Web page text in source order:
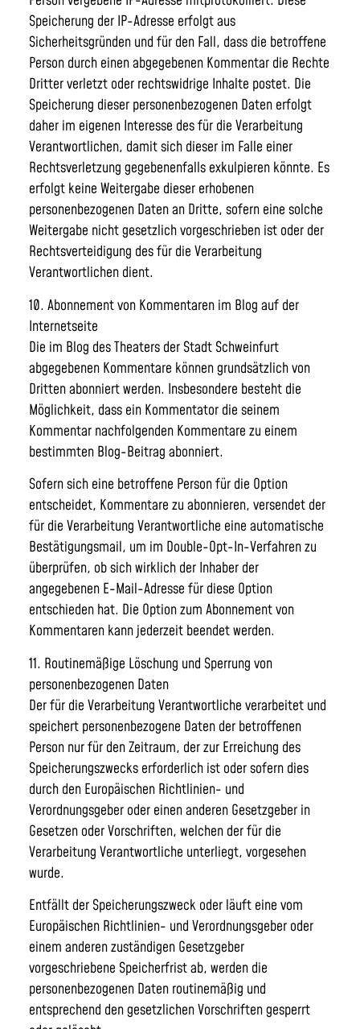
Speicherung der IP-Adresse erfolgt aus
Sicherheitsgründen und für den Fall, dass die betroffene
Person durch einen abgegebenen Kommentar die Rechte
Dritter verletzt oder rechtswidrige Inhalte postet. Die
Speicherung dieser personenbezogenen Daten erfolgt
daher im eigenen Interesse des für die Verarbeitung
Verantwortlichen, damit sich dieser im Falle einer
Rechtsverletzung gegebenenfalls exkulpieren könnte. Es
erfolgt keine Weitergabe dieser erhobenen
personenbezogenen Daten an Dritte, sofern eine solche
Weitergabe nicht gesetzlich vorgeschrieben ist oder der
Rechtsverteidigung des für die Verarbeitung
Verantwortlichen dient.
10. Abonnement von Kommentaren im Blog auf der
Internetseite
Die im Blog des Theaters der Stadt Schweinfurt
abgegebenen Kommentare können grundsätzlich von
Dritten abonniert werden. Insbesondere besteht die
Möglichkeit, dass ein Kommentator die seinem
Kommentar nachfolgenden Kommentare zu einem
bestimmten Blog-Beitrag abonniert.
Sofern sich eine betroffene Person für die Option
entscheidet, Kommentare zu abonnieren, versendet der
für die Verarbeitung Verantwortliche eine automatische
Bestätigungsmail, um im Double-Opt-In-Verfahren zu
überprüfen, ob sich wirklich der Inhaber der
angegebenen E-Mail-Adresse für diese Option
entschieden hat. Die Option zum Abonnement von
Kommentaren kann jederzeit beendet werden.
11. Routinemäßige Löschung und Sperrung von
personenbezogenen Daten
Der für die Verarbeitung Verantwortliche verarbeitet und
speichert personenbezogene Daten der betroffenen
Person nur für den Zeitraum, der zur Erreichung des
Speicherungszwecks erforderlich ist oder sofern dies
durch den Europäischen Richtlinien- und
Verordnungsgeber oder einen anderen Gesetzgeber in
Gesetzen oder Vorschriften, welchen der für die
Verarbeitung Verantwortliche unterliegt, vorgesehen
wurde.
Entfällt der Speicherungszweck oder läuft eine vom
Europäischen Richtlinien- und Verordnungsgeber oder
einem anderen zuständigen Gesetzgeber
vorgeschriebene Speicherfrist ab, werden die
personenbezogenen Daten routinemäßig und
entsprechend den gesetzlichen Vorschriften gesperrt